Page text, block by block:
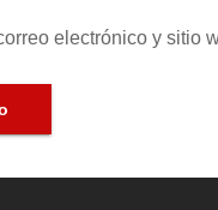
electrónico y sitio